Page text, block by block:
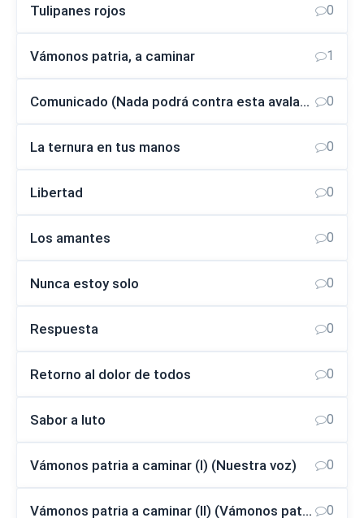
Tulipanes rojos 0
Vámonos patria, a caminar 1
Comunicado (Nada podrá contra esta avalancha del amor) 0
La ternura en tus manos 0
Libertad 0
Los amantes 0
Nunca estoy solo 0
Respuesta 0
Retorno al dolor de todos 0
Sabor a luto 0
Vámonos patria a caminar (I) (Nuestra voz) 0
Vámonos patria a caminar (II) (Vámonos patria a caminar) 0